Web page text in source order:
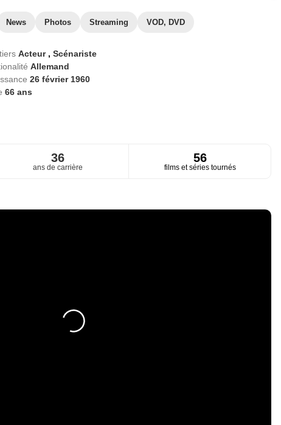
News Photos Streaming VOD, DVD
Acteur , Scénariste
Allemand
26 février 1960
66ans
36
ans de carrière
56
films et séries tournés